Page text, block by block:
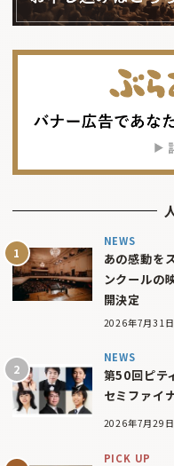
NEWS
あの感動を
ンクールの
開決定
2026年7月31日
NEWS
第50回ピテ
セミファイ
2026年7月29日
PICK UP